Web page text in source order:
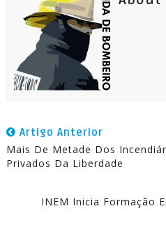
Artigo Anterior
Mais De Metade Dos
Privados Da Liberdade
INEM Inicia Formação